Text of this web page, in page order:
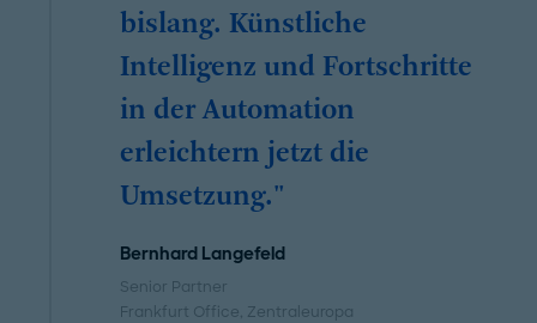
bislang. Künstliche
Intelligenz und Fortschritte
in der Automation
erleichtern jetzt die
Umsetzung."
Bernhard Langefeld
Senior Partner
Frankfurt Office, Zentraleuropa